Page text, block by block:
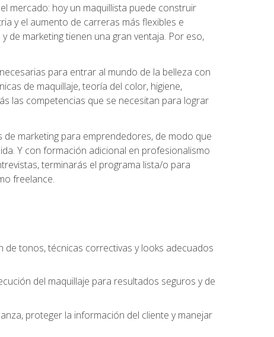
mercado: hoy un maquillista puede construir
y el aumento de carreras más flexibles e
de marketing tienen una gran ventaja. Por eso,
para entrar al mundo de la belleza con
de maquillaje, teoría del color, higiene,
las competencias que se necesitan para lograr
marketing para emprendedores, de modo que
Y con formación adicional en profesionalismo
terminarás el programa lista/o para
freelance.
de tonos, técnicas correctivas y looks adecuados
del maquillaje para resultados seguros y de
proteger la información del cliente y manejar